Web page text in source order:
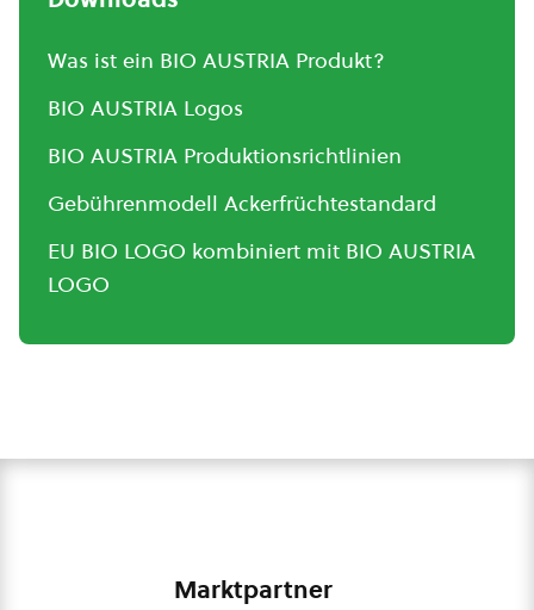
Was ist ein BIO AUSTRIA Produkt?
BIO AUSTRIA Logos
BIO AUSTRIA Produktionsrichtlinien
Gebührenmodell Ackerfrüchtestandard
EU BIO LOGO kombiniert mit BIO AUSTRIA
LOGO
Marktpartner